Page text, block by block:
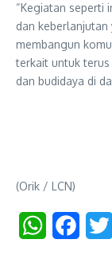
“Kegiatan seperti
dan
membangun
terkait untuk
dan budidaya di
(Orik / LCN)
WhatsApp